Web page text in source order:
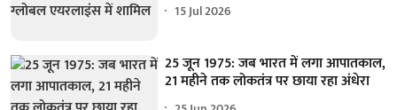
15 Jul 2026
25 जून 1975: जब भारत में लगा आपातकाल,
21 महीने तक लोकतंत्र पर छाया रहा अंधेरा